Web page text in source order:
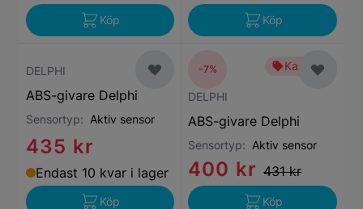
Köp Köp
DELPHI
ABS-givare Delphi
Sensortyp: Aktiv sensor
435 kr
Endast 10 kvar i lager
Köp
Kampanj
DELPHI
ABS-givare Delphi
Sensortyp: Aktiv sensor
400 kr 431 kr
-7%
Köp